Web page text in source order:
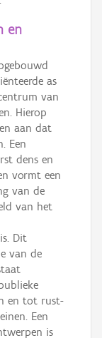
en
as
van
Hierop
aan dat
Een
dens en
vormt een
van de
van het
Dit
van de
en tot rust-
Een
is